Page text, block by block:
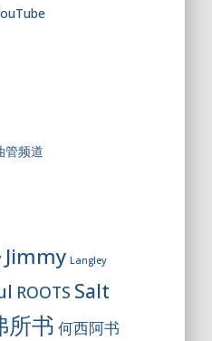
管频道
Jimmy Langley
ROOTS Salt
所书 何西阿书